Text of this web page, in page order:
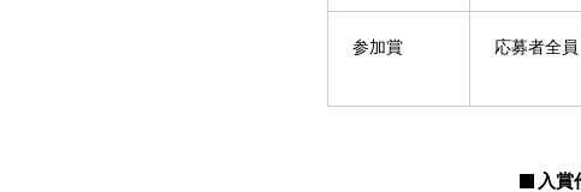
参加賞 応募者全員
入賞